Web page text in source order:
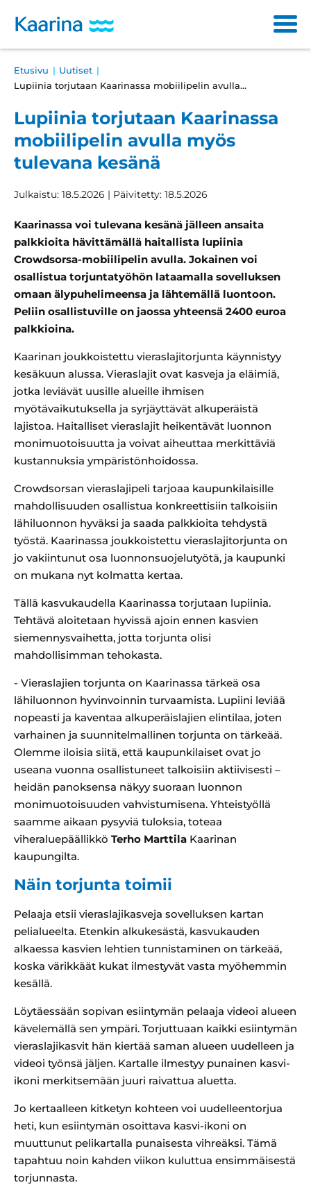
sisältöön
Main
navigation
Varhaiskasvatus ja opetus
Kulttuuri ja vapaa-aika
Asuminen ja ympäristö
Työ ja yrittäminen
Haku
Breadcrumb
Etusivu
Uutiset
Lupiinia torjutaan Kaarinassa mobiilipelin avulla…
Lupiinia torjutaan Kaarinassa
mobiilipelin avulla myös
tulevana kesänä
Julkaistu: 18.5.2026 | Päivitetty: 18.5.2026
Kaarinassa voi tulevana kesänä jälleen ansaita
palkkioita hävittämällä haitallista lupiinia
Crowdsorsa-mobiilipelin avulla. Jokainen voi
osallistua torjuntatyöhön lataamalla sovelluksen
omaan älypuhelimeensa ja lähtemällä luontoon.
Peliin osallistuville on jaossa yhteensä 2400 euroa
palkkioina.
Kaarinan joukkoistettu vieraslajitorjunta käynnistyy
kesäkuun alussa. Vieraslajit ovat kasveja ja eläimiä,
jotka leviävät uusille alueille ihmisen
myötävaikutuksella ja syrjäyttävät alkuperäistä
lajistoa. Haitalliset vieraslajit heikentävät luonnon
monimuotoisuutta ja voivat aiheuttaa merkittäviä
kustannuksia ympäristönhoidossa.
Crowdsorsan vieraslajipeli tarjoaa kaupunkilaisille
mahdollisuuden osallistua konkreettisiin talkoisiin
lähiluonnon hyväksi ja saada palkkioita tehdystä
työstä. Kaarinassa joukkoistettu vieraslajitorjunta on
jo vakiintunut osa luonnonsuojelutyötä, ja kaupunki
on mukana nyt kolmatta kertaa.
Tällä kasvukaudella Kaarinassa torjutaan lupiinia.
Tehtävä aloitetaan hyvissä ajoin ennen kasvien
siemennysvaihetta, jotta torjunta olisi
mahdollisimman tehokasta.
- Vieraslajien torjunta on Kaarinassa tärkeä osa
lähiluonnon hyvinvoinnin turvaamista. Lupiini leviää
nopeasti ja kaventaa alkuperäislajien elintilaa, joten
varhainen ja suunnitelmallinen torjunta on tärkeää.
Olemme iloisia siitä, että kaupunkilaiset ovat jo
useana vuonna osallistuneet talkoisiin aktiivisesti –
heidän panoksensa näkyy suoraan luonnon
monimuotoisuuden vahvistumisena. Yhteistyöllä
saamme aikaan pysyviä tuloksia, toteaa
viheraluepäällikkö Terho Marttila Kaarinan
kaupungilta.
Näin torjunta toimii
Pelaaja etsii vieraslajikasveja sovelluksen kartan
pelialueelta. Etenkin alkukesästä, kasvukauden
alkaessa kasvien lehtien tunnistaminen on tärkeää,
koska värikkäät kukat ilmestyvät vasta myöhemmin
kesällä.
Löytäessään sopivan esiintymän pelaaja videoi alueen
kävelemällä sen ympäri. Torjuttuaan kaikki esiintymän
vieraslajikasvit hän kiertää saman alueen uudelleen ja
videoi työnsä jäljen. Kartalle ilmestyy punainen kasvi-
ikoni merkitsemään juuri raivattua aluetta.
Jo kertaalleen kitketyn kohteen voi uudelleentorjua
heti, kun esiintymän osoittava kasvi-ikoni on
muuttunut pelikartalla punaisesta vihreäksi. Tämä
tapahtuu noin kahden viikon kuluttua ensimmäisestä
torjunnasta.